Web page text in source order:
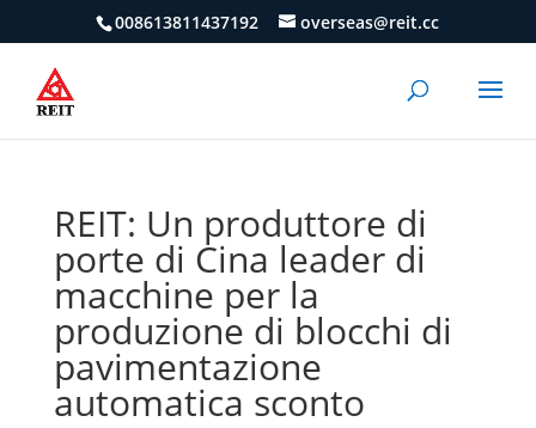
008613811437192 overseas@reit.cc
REIT: Un produttore di
porte di Cina leader di
macchine per la
produzione di blocchi di
pavimentazione
automatica sconto